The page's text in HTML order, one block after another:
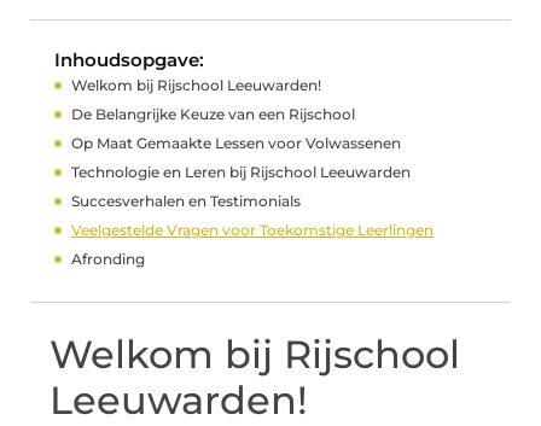
Inhoudsopgave:
Welkom bij Rijschool Leeuwarden!
De Belangrijke Keuze van een Rijschool
Op Maat Gemaakte Lessen voor Volwassenen
Technologie en Leren bij Rijschool Leeuwarden
Succesverhalen en Testimonials
Veelgestelde Vragen voor Toekomstige Leerlingen
Afronding
Welkom bij Rijschool
Leeuwarden!